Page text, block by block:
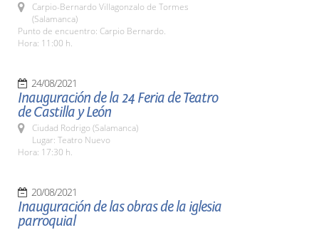
Carpio-Bernardo Villagonzalo de Tormes
(Salamanca)
Punto de encuentro: Carpio Bernardo.
Hora: 11:00 h.
24/08/2021
Inauguración de la 24 Feria de Teatro
de Castilla y León
Ciudad Rodrigo (Salamanca)
Lugar: Teatro Nuevo
Hora: 17:30 h.
20/08/2021
Inauguración de las obras de la iglesia
parroquial